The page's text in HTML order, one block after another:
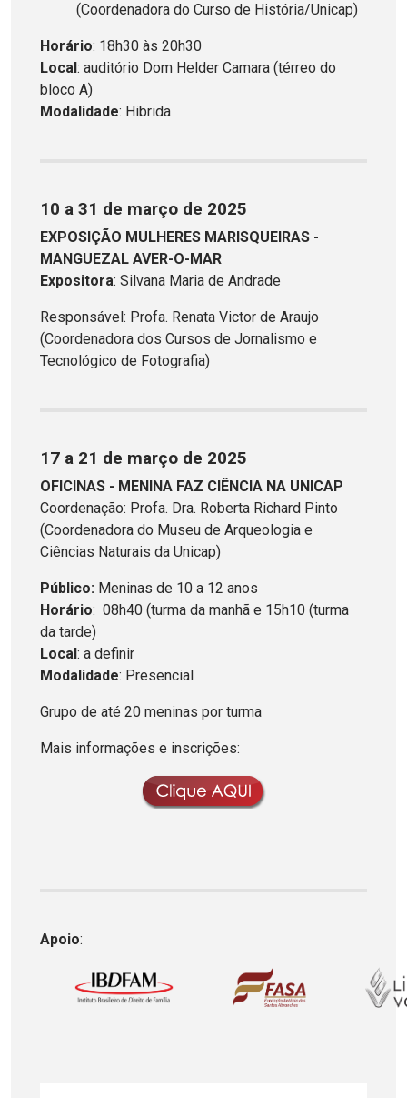
(Coordenadora do Curso de História/Unicap)
Horário: 18h30 às 20h30
Local: auditório Dom Helder Camara (térreo do
bloco A)
Modalidade: Hibrida
10 a 31 de março de 2025
EXPOSIÇÃO MULHERES MARISQUEIRAS -
MANGUEZAL AVER-O-MAR
Expositora: Silvana Maria de Andrade
Responsável: Profa. Renata Victor de Araujo
(Coordenadora dos Cursos de Jornalismo e
Tecnológico de Fotografia)
17 a 21 de março de 2025
OFICINAS - MENINA FAZ CIÊNCIA NA UNICAP
Coordenação: Profa. Dra. Roberta Richard Pinto
(Coordenadora do Museu de Arqueologia e
Ciências Naturais da Unicap)
Público: Meninas de 10 a 12 anos
Horário: 08h40 (turma da manhã e 15h10 (turma
da tarde)
Local: a definir
Modalidade: Presencial
Grupo de até 20 meninas por turma
Mais informações e inscrições:
Apoio: